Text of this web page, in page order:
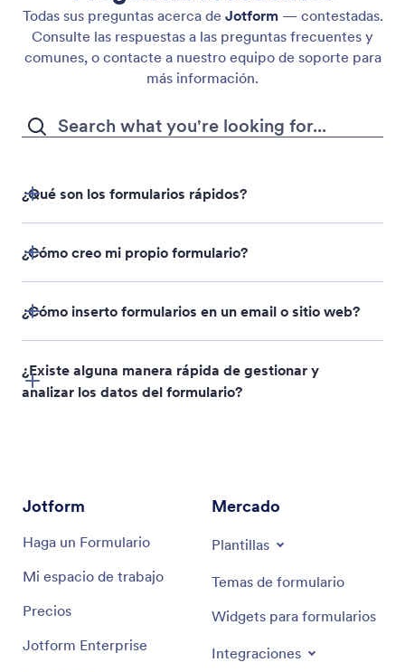
Todas sus preguntas acerca de Jotform— contestadas.
Consulte las respuestas a las preguntas frecuentes y
comunes, o contacte a nuestro equipo de soporte para
más información.
¿Qué son los formularios rápidos?
¿Cómo creo mi propio formulario?
¿Cómo inserto formularios en un email o sitio web?
¿Existe alguna manera rápida de gestionar y
analizar los datos del formulario?
Jotform
Haga un Formulario
Mi espacio de trabajo
Precios
Jotform Enterprise
Mercado
Plantillas
Temas de formulario
Widgets para formularios
Integraciones